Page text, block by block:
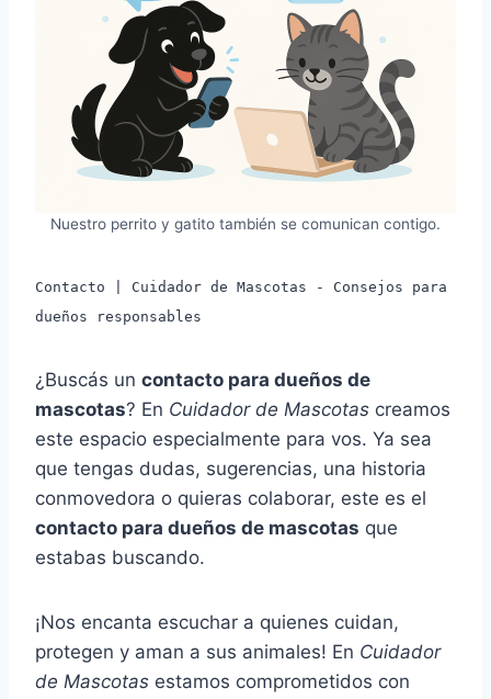
Nuestro perrito y gatito también se comunican contigo.
Contacto | Cuidador de Mascotas - Consejos para
dueños responsables
¿Buscás un contacto para dueños de
mascotas? En Cuidador de Mascotas creamos
este espacio especialmente para vos. Ya sea
que tengas dudas, sugerencias, una historia
conmovedora o quieras colaborar, este es el
contacto para dueños de mascotas que
estabas buscando.
¡Nos encanta escuchar a quienes cuidan,
protegen y aman a sus animales! En Cuidador
de Mascotas estamos comprometidos con